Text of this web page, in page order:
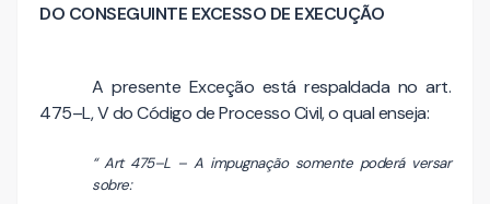
DO CONSEGUINTE EXCESSO DE EXECUÇÃO
A presente Exceção está respaldada no art.
475–L, V do Código de Processo Civil, o qual enseja:
“ Art 475–L – A impugnação somente poderá versar
sobre: